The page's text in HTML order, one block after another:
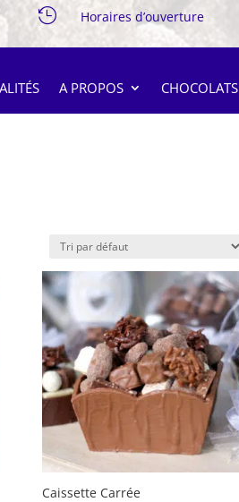
 Horaires d’ouverture
A PROPOS CHOCOLATS
Caissette Carrée